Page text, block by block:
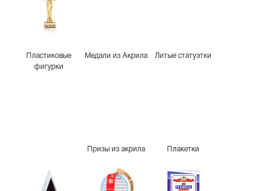
Пластиковые
фигурки
Медали из Акрила Литые статуэтки
Призы из акрила Плакетки